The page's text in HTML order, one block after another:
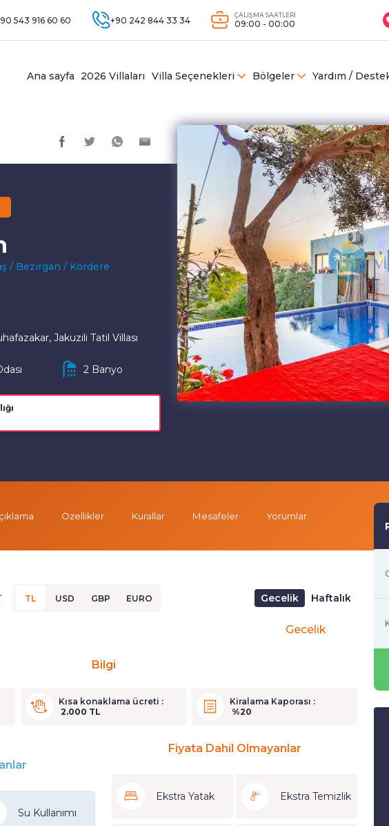
543 916 60 60 +90 242 844 33 34 ÇALIŞMA SAATLERİ
09:00 - 00:00
Ana sayfa 2026 Villaları Villa Seçenekleri Bölgeler Yardım /
/ Bezirgan / Kördere
Jakuzili Tatil Villası
2 Banyo
Özellikler Kurallar Mesafeler Yorumlar
TL USD GBP EURO Gecelik Haftalık
Gecelik
Bilgi
Kısa konaklama ücreti :
2.000 TL
Kiralama Kaporası :
%20
Su Kullanımı
Fiyata Dahil Olmayanlar
Ekstra Yatak Ekstra Temizlik